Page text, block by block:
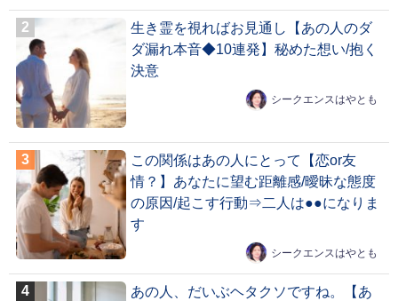
生き霊を視ればお見通し【あの人のダ
ダ漏れ本音◆10連発】秘めた想い/抱く
決意
シークエンスはやとも
この関係はあの人にとって【恋or友
情？】あなたに望む距離感/曖昧な態度
の原因/起こす行動⇒二人は●●になりま
す
シークエンスはやとも
あの人、だいぶヘタクソですね。【あ